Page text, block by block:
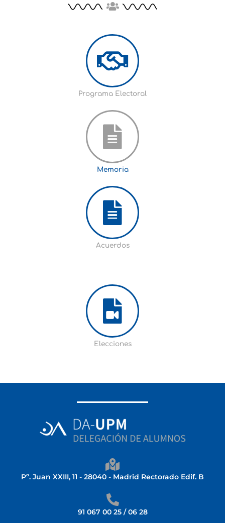
Programa Electoral
Memoria
Acuerdos
Elecciones
Pº. Juan XXIII, 11 - 28040 - Madrid Rectorado Edif. B
91 067 00 25 / 06 28